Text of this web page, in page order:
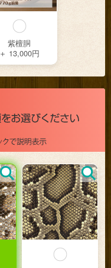
紫檀胴
＋ 13,000円